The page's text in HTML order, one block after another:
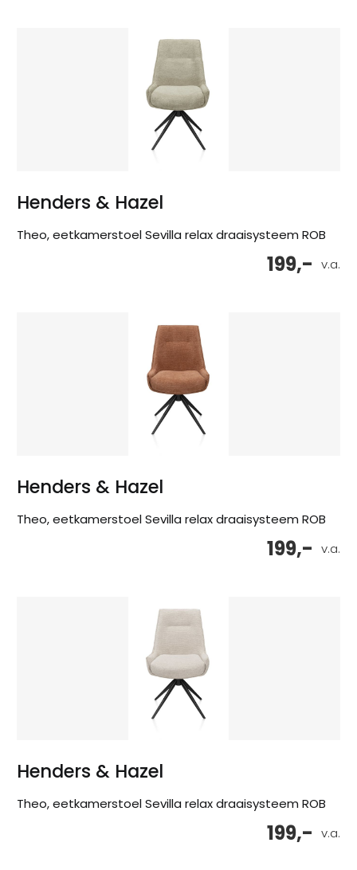
Henders & Hazel
Theo, eetkamerstoel Sevilla relax draaisysteem ROB
v.a.
199,-
Henders & Hazel
Theo, eetkamerstoel Sevilla relax draaisysteem ROB
v.a.
199,-
Henders & Hazel
Theo, eetkamerstoel Sevilla relax draaisysteem ROB
v.a.
199,-